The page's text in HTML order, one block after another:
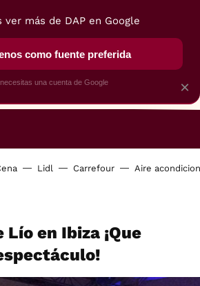
GASTROGUÍA
Lidl Carrefour Aire
en Ibiza ¡Que
×
ver más de DAP en Google
como fuente preferida
una cuenta de Google